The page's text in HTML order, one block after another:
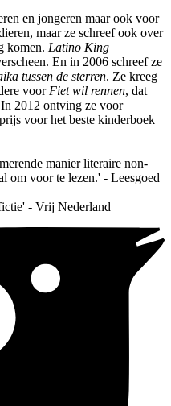
en jongeren maar ook voor
maar ze schreef ook over
komen. Latino King
En in 2006 schreef ze
tussen de sterren. Ze kreeg
voor Fiet wil rennen, dat
2012 ontving ze voor
voor het beste kinderboek
manier literaire non-
om voor te lezen.' - Leesgoed
- Vrij Nederland